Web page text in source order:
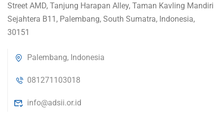
Street AMD, Tanjung Harapan Alley, Taman Kavling Mandiri
Sejahtera B11, Palembang, South Sumatra, Indonesia,
30151
Palembang, Indonesia
081271103018
info@adsii.or.id